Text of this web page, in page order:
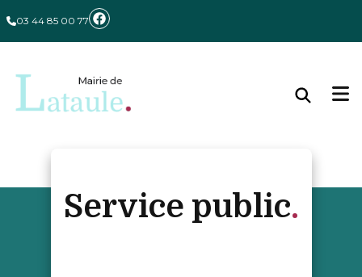
03 44 85 00 77
Service public
Panneau de gestion des cookies